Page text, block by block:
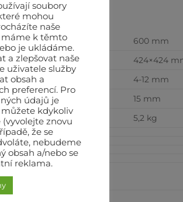
600 mm
424×424
4-12 mm
15 mm
5,2 kg
soubory
mohou
naše
máme k těmto
je ukládáme.
a zlepšovat naše
uživatele služby
obsah a
preferencí. Pro
údajů je
můžete kdykoliv
znovu
že se
nebudeme
obsah a/nebo se
reklama.